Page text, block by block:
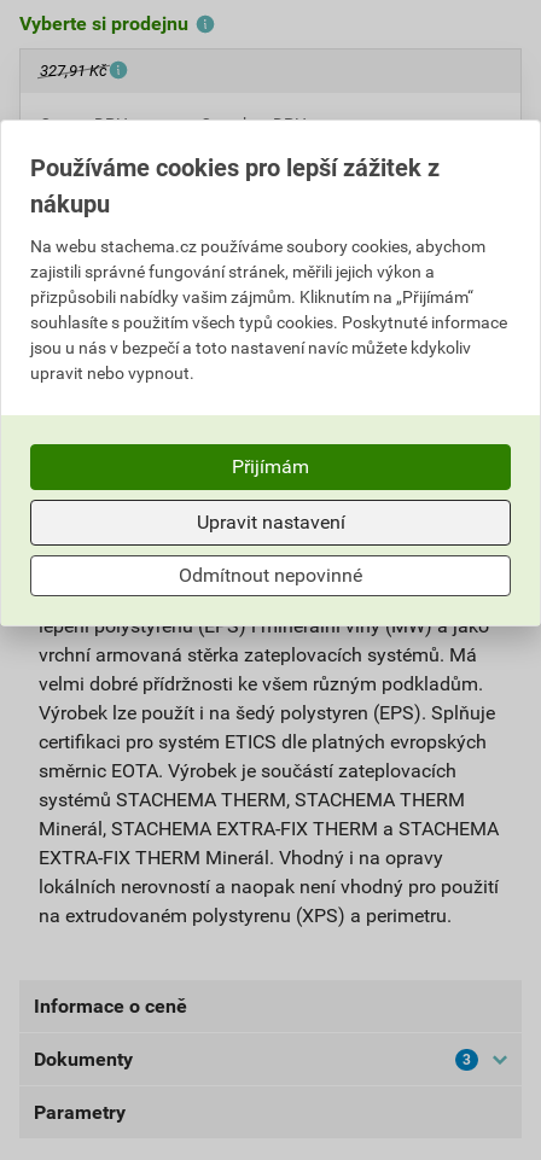
Vyberte si prodejnu
327,91 Kč
Cena s DPH
295,12 Kč za ks
Cena bez DPH
9,76 Kč za kg
243,90 Kč za ks
ks Do košíku
Do košíku přidáte1 ks / 25 kgza295,12Kčs DPH
(243,90Kčbez DPH).
Popis
Vylepšená tenkovrstvá cementová hmota je určena k
lepení polystyrenu (EPS) i minerální vlny (MW) a jako
vrchní armovaná stěrka zateplovacích systémů. Má
velmi dobré přídržnosti ke všem různým podkladům.
Výrobek lze použít i na šedý polystyren (EPS). Splňuje
certifikaci pro systém ETICS dle platných evropských
směrnic EOTA. Výrobek je součástí zateplovacích
systémů STACHEMA THERM, STACHEMA THERM
Minerál, STACHEMA EXTRA-FIX THERM a STACHEMA
EXTRA-FIX THERM Minerál. Vhodný i na opravy
lokálních nerovností a naopak není vhodný pro použití
na extrudovaném polystyrenu (XPS) a perimetru.
Informace o ceně
Aktuální prodejní cena po slevě 10% z ceníkové ceny
243,90 Kč
Dokumenty 3
Bezpečnostní listy
Parametry
Používáme cookies pro lepší zážitek z
nákupu
Na webu stachema.cz používáme soubory cookies, abychom
zajistili správné fungování stránek, měřili jejich výkon a
přizpůsobili nabídky vašim zájmům. Kliknutím na „Přijímám“
souhlasíte s použitím všech typů cookies. Poskytnuté informace
jsou u nás v bezpečí a toto nastavení navíc můžete kdykoliv
upravit nebo vypnout.
Přijímám
Upravit nastavení
Odmítnout nepovinné